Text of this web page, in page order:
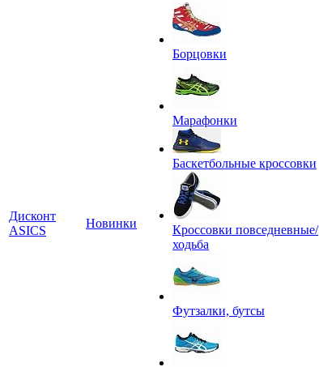
Дисконт
ASICS
Новинки
Борцовки
Марафонки
Баскетбольные кроссовки
Кроссовки повседневные/
ходьба
Футзалки, бутсы